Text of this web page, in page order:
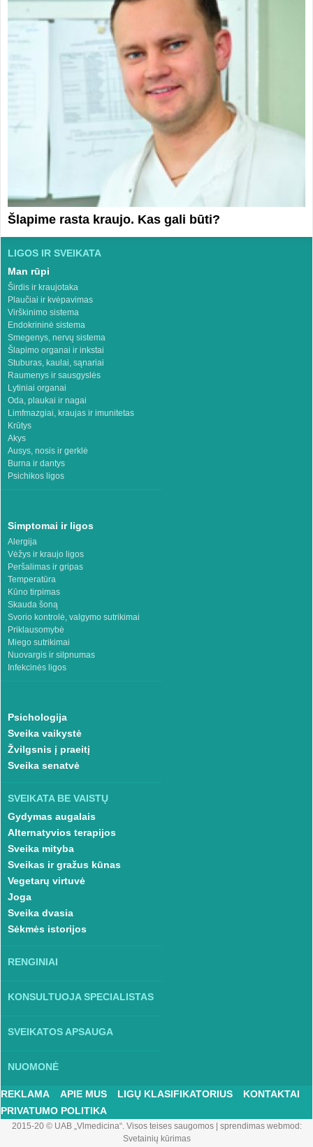
Šlapime rasta kraujo. Kas gali būti?
LIGOS IR SVEIKATA
Man rūpi
Širdis ir kraujotaka
Plaučiai ir kvėpavimas
Virškinimo sistema
Endokrininė sistema
Smegenys, nervų sistema
Šlapimo organai ir inkstai
Stuburas, kaulai, sąnariai
Raumenys ir sausgyslės
Lytiniai organai
Oda, plaukai ir nagai
Limfmazgiai, kraujas ir imunitetas
Krūtys
Akys
Ausys, nosis ir gerklė
Burna ir dantys
Psichikos ligos
Simptomai ir ligos
Alergija
Vėžys ir kraujo ligos
Peršalimas ir gripas
Temperatūra
Kūno tirpimas
Skauda šoną
Svorio kontrolė, valgymo sutrikimai
Priklausomybė
Miego sutrikimai
Nuovargis ir silpnumas
Infekcinės ligos
Psichologija
Sveika vaikystė
Žvilgsnis į praeitį
Sveika senatvė
SVEIKATA BE VAISTŲ
Gydymas augalais
Alternatyvios terapijos
Sveika mityba
Sveikas ir gražus kūnas
Vegetarų virtuvė
Joga
Sveika dvasia
Sėkmės istorijos
RENGINIAI
KONSULTUOJA SPECIALISTAS
SVEIKATOS APSAUGA
NUOMONĖ
REKLAMA APIE MUS LIGŲ KLASIFIKATORIUS
KONTAKTAI
PRIVATUMO POLITIKA
2015-20 © UAB „Vlmedicina“. Visos teises saugomos| sprendimas webmod:
Svetainių kūrimas